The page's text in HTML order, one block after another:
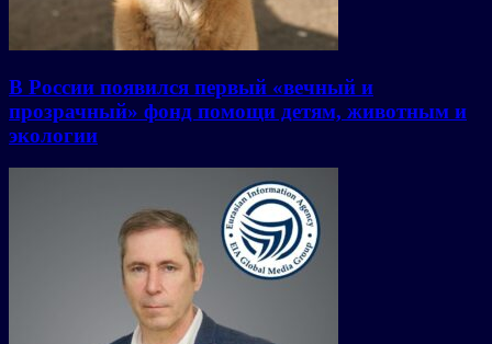
В России появился первый «вечный и
прозрачный» фонд помощи детям, животным и
экологии